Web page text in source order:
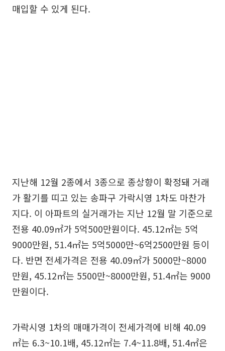
매입할 수 있게 된다.
지난해 12월 2종에서 3종으로 종상향이 확정돼 거래
가 활기를 띠고 있는 송파구 가락시영 1차도 마찬가
지다. 이 아파트의 실거래가는 지난 12월 말 기준으로
전용 40.09㎡가 5억500만원이다. 45.12㎡는 5억
9000만원, 51.4㎡는 5억5000만~6억2500만원 등이
다. 반면 전세가격은 전용 40.09㎡가 5000만~8000
만원, 45.12㎡는 5500만~8000만원, 51.4㎡는 9000
만원이다.
가락시영 1차의 매매가격이 전세가격에 비해 40.09
㎡는 6.3~10.1배, 45.12㎡는 7.4~11.8배, 51.4㎡은